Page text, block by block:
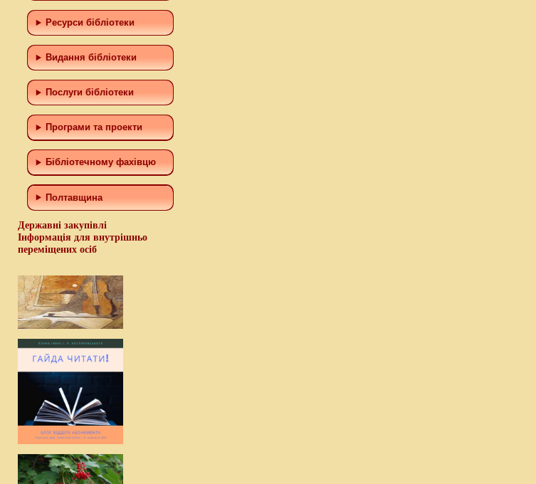
Ресурси бібліотеки
Видання бібліотеки
Послуги бібліотеки
Програми та проекти
Бiблiотечному фахiвцю
Полтавщина
Державні закупівлі
Інформація для внутрішньо
переміщених осіб